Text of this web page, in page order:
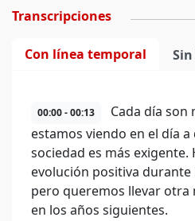
Transcripciones
Con línea temporal
00:00 - 00:13
Cada día son
estamos viendo en el día a
sociedad es más exigente.
evolución positiva durante
pero queremos llevar otra
en los años siguientes.